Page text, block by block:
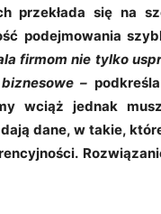
przekłada się na
podejmowania
firmom nie tylko
–
wciąż jednak
dane, w takie,